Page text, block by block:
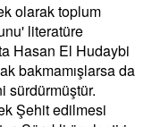
olarak toplum
literatüre
Hasan El Hudaybi
bakmamışlarsa da
sürdürmüştür.
Şehit edilmesi